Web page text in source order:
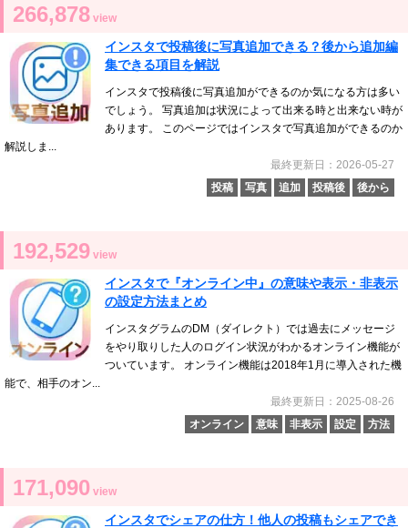
266,878 view
インスタで投稿後に写真追加できる？後から追加編
集できる項目を解説
インスタで投稿後に写真追加ができるのか気になる方は多い
でしょう。 写真追加は状況によって出来る時と出来ない時が
あります。 このページではインスタで写真追加ができるのか
解説しま...
最終更新日：2026-05-27
投稿
写真 追加 投稿後 後から
192,529 view
インスタで『オンライン中』の意味や表示・非表示
の設定方法まとめ
インスタグラムのDM（ダイレクト）では過去にメッセージ
をやり取りした人のログイン状況がわかるオンライン機能が
ついています。 オンライン機能は2018年1月に導入された機
能で、相手のオン...
最終更新日：2025-08-26
オンライン
意味 非表示 設定 方法
171,090 view
インスタでシェアの仕方！他人の投稿もシェアでき